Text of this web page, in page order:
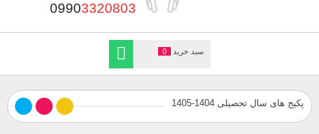
09903320803
سبد خرید 0
پکیج های سال تحصیلی 1404-1405